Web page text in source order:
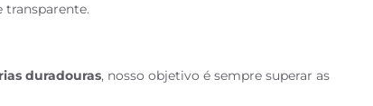
transparente.
duradouras, nosso objetivo é sempre superar as